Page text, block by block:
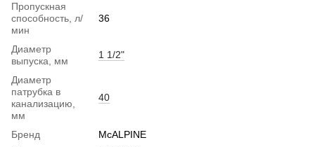
Пропускная
способность, л/
мин
36
Диаметр
выпуска, мм
1 1/2"
Диаметр
патрубка в
канализацию,
мм
40
Бренд
McALPINE